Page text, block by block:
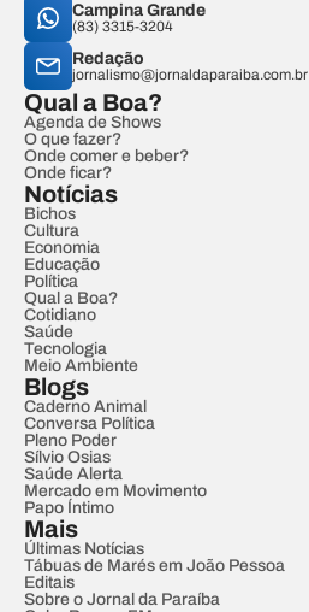
Campina Grande
(83) 3315-3204
Redação
jornalismo@jornaldaparaiba.com.br
Qual a Boa?
Agenda de Shows
O que fazer?
Onde comer e beber?
Onde ficar?
Notícias
Bichos
Cultura
Economia
Educação
Política
Qual a Boa?
Cotidiano
Saúde
Tecnologia
Meio Ambiente
Blogs
Caderno Animal
Conversa Política
Pleno Poder
Sílvio Osias
Saúde Alerta
Mercado em Movimento
Papo Íntimo
Mais
Últimas Notícias
Tábuas de Marés em João Pessoa
Editais
Sobre o Jornal da Paraíba